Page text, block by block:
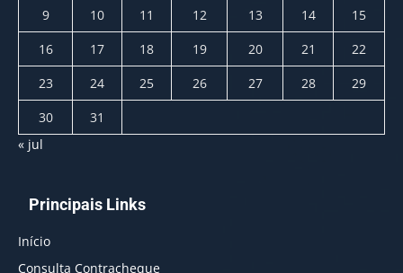
9
10 11 12 13 14
15
16
17 18 19 20 21
22
23
24 25 26 27 28
29
30
31
« jul
Principais Links
Início
Consulta Contracheque